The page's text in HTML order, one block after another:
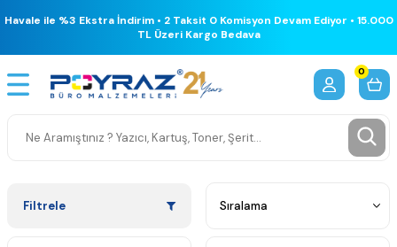
Havale ile %3 Ekstra İndirim • 2 Taksit 0 Komisyon Devam Ediyor • 15.000
TL Üzeri Kargo Bedava
0
Filtrele